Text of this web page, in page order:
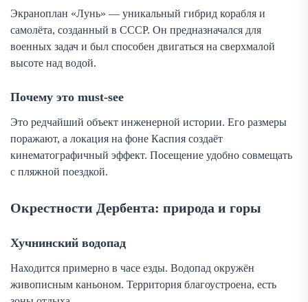
Экраноплан «Лунь» — уникальный гибрид корабля и
самолёта, созданный в СССР. Он предназначался для
военных задач и был способен двигаться на сверхмалой
высоте над водой.
Почему это must-see
Это редчайший объект инженерной истории. Его размеры
поражают, а локация на фоне Каспия создаёт
кинематографичный эффект. Посещение удобно совмещать
с пляжной поездкой.
Окрестности Дербента: природа и горы
Хучнинский водопад
Находится примерно в часе езды. Водопад окружён
живописным каньоном. Территория благоустроена, есть